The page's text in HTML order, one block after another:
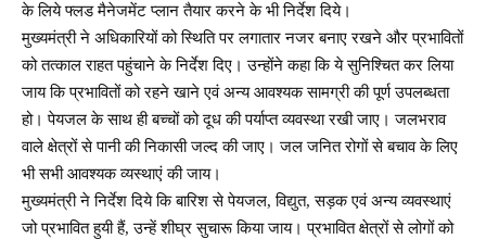
के लिये फ्लड मैनेजमेंट प्लान तैयार करने के भी निर्देश दिये।
मुख्यमंत्री ने अधिकारियों को स्थिति पर लगातार नजर बनाए रखने और प्रभावितों
को तत्काल राहत पहुंचाने के निर्देश दिए। उन्होंने कहा कि ये सुनिश्चित कर लिया
जाय कि प्रभावितों को रहने खाने एवं अन्य आवश्यक सामग्री की पूर्ण उपलब्धता
हो। पेयजल के साथ ही बच्चों को दूध की पर्याप्त व्यवस्था रखी जाए। जलभराव
वाले क्षेत्रों से पानी की निकासी जल्द की जाए। जल जनित रोगों से बचाव के लिए
भी सभी आवश्यक व्यस्थाएं की जाय।
मुख्यमंत्री ने निर्देश दिये कि बारिश से पेयजल, विद्युत, सड़क एवं अन्य व्यवस्थाएं
जो प्रभावित हुयी हैं, उन्हें शीघ्र सुचारू किया जाय। प्रभावित क्षेत्रों से लोगों को